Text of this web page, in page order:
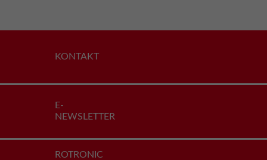
KONTAKT
E-
NEWSLETTER
ROTRONIC